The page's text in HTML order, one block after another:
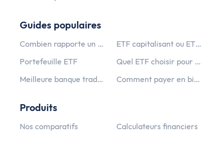
Guides populaires
Combien rapporte un PEA ?
ETF capitalisant ou ETF distribuant ?
Portefeuille ETF
Quel ETF choisir pour un PEA PME ?
Meilleure banque traditionnelle
Comment payer en bitcoin ?
Produits
Nos comparatifs Calculateurs financiers